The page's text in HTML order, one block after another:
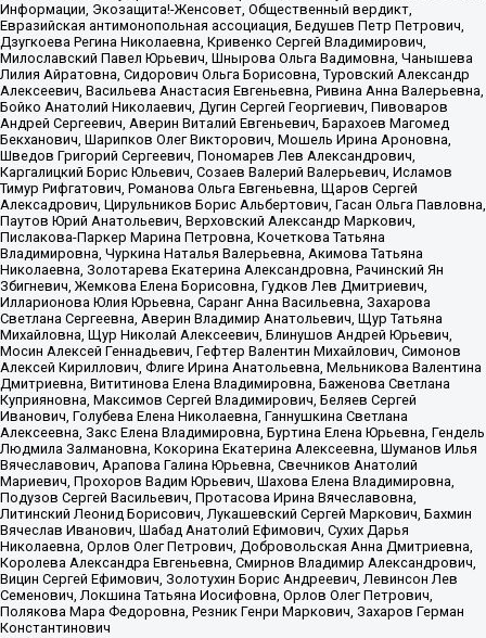
Информации, Экозащита!-Женсовет, Общественный вердикт,
Евразийская антимонопольная ассоциация, Бедушев Петр Петрович,
Дзугкоева Регина Николаевна, Кривенко Сергей Владимирович,
Милославский Павел Юрьевич, Шнырова Ольга Вадимовна, Чанышева
Лилия Айратовна, Сидорович Ольга Борисовна, Туровский Александр
Алексеевич, Васильева Анастасия Евгеньевна, Ривина Анна Валерьевна,
Бойко Анатолий Николаевич, Дугин Сергей Георгиевич, Пивоваров
Андрей Сергеевич, Аверин Виталий Евгеньевич, Барахоев Магомед
Бекханович, Шарипков Олег Викторович, Мошель Ирина Ароновна,
Шведов Григорий Сергеевич, Пономарев Лев Александрович,
Каргалицкий Борис Юльевич, Созаев Валерий Валерьевич, Исламов
Тимур Рифгатович, Романова Ольга Евгеньевна, Щаров Сергей
Алексадрович, Цирульников Борис Альбертович, Гасан Ольга Павловна,
Паутов Юрий Анатольевич, Верховский Александр Маркович,
Пислакова-Паркер Марина Петровна, Кочеткова Татьяна
Владимировна, Чуркина Наталья Валерьевна, Акимова Татьяна
Николаевна, Золотарева Екатерина Александровна, Рачинский Ян
Збигневич, Жемкова Елена Борисовна, Гудков Лев Дмитриевич,
Илларионова Юлия Юрьевна, Саранг Анна Васильевна, Захарова
Светлана Сергеевна, Аверин Владимир Анатольевич, Щур Татьяна
Михайловна, Щур Николай Алексеевич, Блинушов Андрей Юрьевич,
Мосин Алексей Геннадьевич, Гефтер Валентин Михайлович, Симонов
Алексей Кириллович, Флиге Ирина Анатольевна, Мельникова Валентина
Дмитриевна, Вититинова Елена Владимировна, Баженова Светлана
Куприяновна, Максимов Сергей Владимирович, Беляев Сергей
Иванович, Голубева Елена Николаевна, Ганнушкина Светлана
Алексеевна, Закс Елена Владимировна, Буртина Елена Юрьевна, Гендель
Людмила Залмановна, Кокорина Екатерина Алексеевна, Шуманов Илья
Вячеславович, Арапова Галина Юрьевна, Свечников Анатолий
Мариевич, Прохоров Вадим Юрьевич, Шахова Елена Владимировна,
Подузов Сергей Васильевич, Протасова Ирина Вячеславовна,
Литинский Леонид Борисович, Лукашевский Сергей Маркович, Бахмин
Вячеслав Иванович, Шабад Анатолий Ефимович, Сухих Дарья
Николаевна, Орлов Олег Петрович, Добровольская Анна Дмитриевна,
Королева Александра Евгеньевна, Смирнов Владимир Александрович,
Вицин Сергей Ефимович, Золотухин Борис Андреевич, Левинсон Лев
Семенович, Локшина Татьяна Иосифовна, Орлов Олег Петрович,
Полякова Мара Федоровна, Резник Генри Маркович, Захаров Герман
Константинович